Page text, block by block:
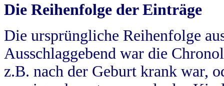
Die Reihenfolge der Einträge
Die ursprüngliche Reihenfolge
Ausschlaggebend war die
z.B. nach der Geburt krank war,